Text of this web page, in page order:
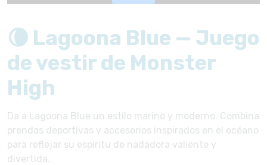
🌘 Lagoona Blue — Juego
de vestir de Monster
High
Da a Lagoona Blue un estilo marino y moderno. Combina
prendas deportivas y accesorios inspirados en el océano
para reflejar su espíritu de nadadora valiente y
divertida.